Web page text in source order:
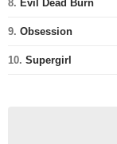
8. Evil Dead Burn
9. Obsession
10. Supergirl